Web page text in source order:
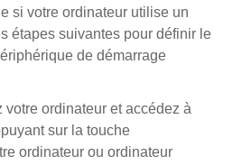
si votre ordinateur utilise un
étapes suivantes pour définir le
de démarrage
votre ordinateur et accédez à
sur la touche
ordinateur ou ordinateur